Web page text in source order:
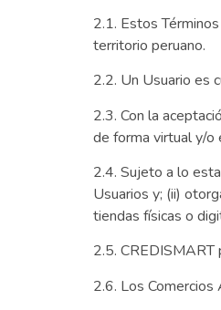
2.1. Estos
territorio peruano.
2.2. Un Usuario es
2.3. Con la
de forma virtual y/o
2.4. Sujeto a lo
Usuarios y; (ii)
tiendas físicas o
2.5. CREDISMART
2.6. Los